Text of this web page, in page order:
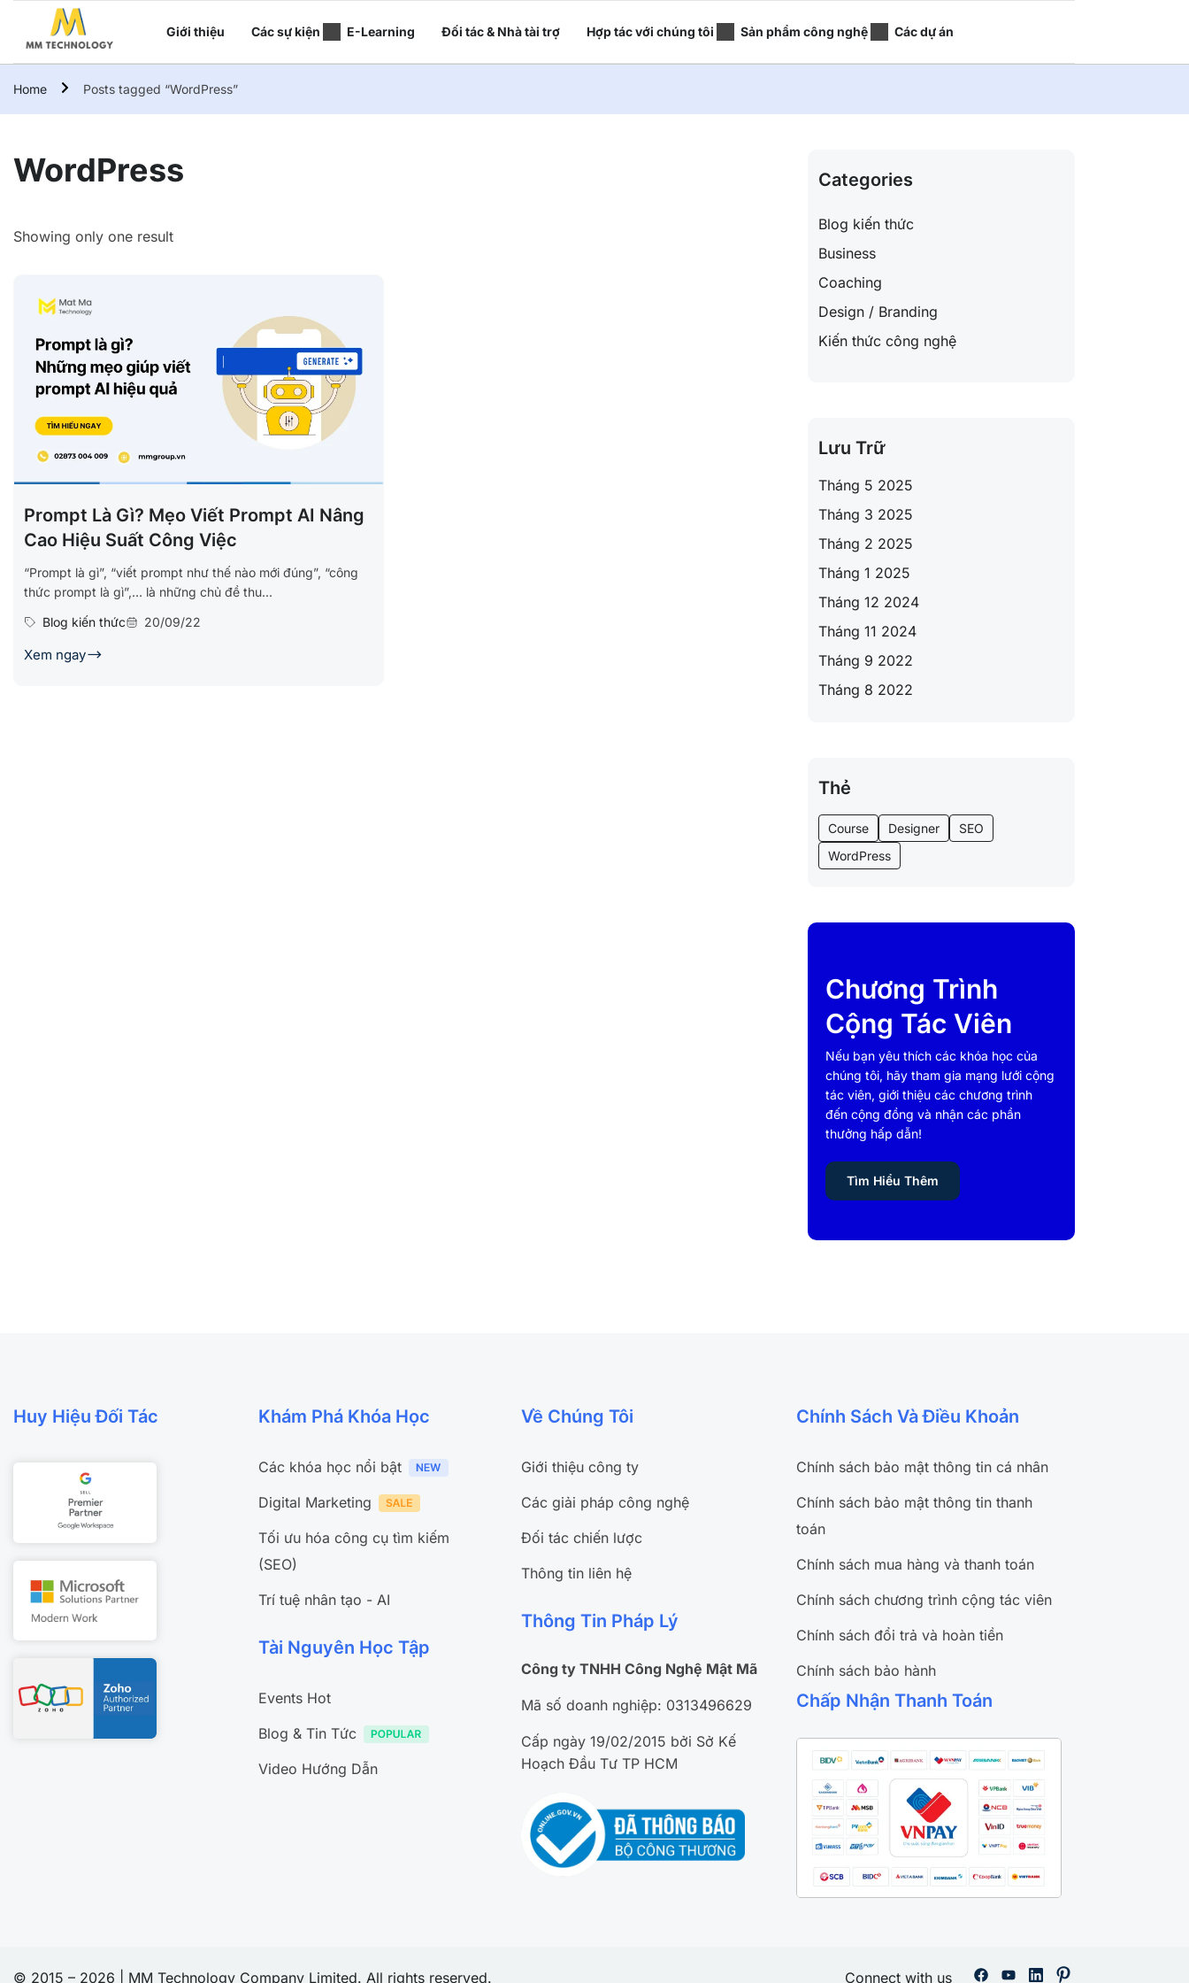
Giới thiệu Các sự kiện E-Learning Đối tác & Nhà tài trợ Hợp tác với chúng tôi Sản phẩm công nghệ Các dự án
Home Posts tagged “WordPress”
WordPress
Showing only one result
Prompt Là Gì? Mẹo Viết Prompt AI Nâng
Cao Hiệu Suất Công Việc
“Prompt là gì”, “viết prompt như thế nào mới đúng”, “công
thức prompt là gì”,… là những chủ đề thu...
Blog kiến thức
20/09/22
Xem ngay
Categories
Blog kiến thức
Business
Coaching
Design / Branding
Kiến thức công nghệ
Lưu Trữ
Tháng 5 2025
Tháng 3 2025
Tháng 2 2025
Tháng 1 2025
Tháng 12 2024
Tháng 11 2024
Tháng 9 2022
Tháng 8 2022
Thẻ
Course Designer
SEO
WordPress
Chương Trình
Cộng Tác Viên
Nếu bạn yêu thích các khóa học của
chúng tôi, hãy tham gia mạng lưới cộng
tác viên, giới thiệu các chương trình
đến cộng đồng và nhận các phần
thưởng hấp dẫn!
Tìm Hiểu Thêm
Huy Hiệu Đối Tác Khám Phá Khóa Học
Các khóa học nổi bật
Digital Marketing
Tối ưu hóa công cụ tìm kiếm
(SEO)
Trí tuệ nhân tạo - AI
Tài Nguyên Học Tập
Events Hot
Blog & Tin Tức
Video Hướng Dẫn
Về Chúng Tôi
Giới thiệu công ty
Các giải pháp công nghệ
Đối tác chiến lược
Thông tin liên hệ
Thông Tin Pháp Lý
Công ty TNHH Công Nghệ Mật Mã
Mã số doanh nghiệp: 0313496629
Cấp ngày 19/02/2015 bởi Sở Kế
Hoạch Đầu Tư TP HCM
Chính Sách Và Điều Khoản
Chính sách bảo mật thông tin cá nhân
Chính sách bảo mật thông tin thanh
toán
Chính sách mua hàng và thanh toán
Chính sách chương trình cộng tác viên
Chính sách đổi trả và hoàn tiền
Chính sách bảo hành
Chấp Nhận Thanh Toán
© 2015 – 2026 | MM Technology Company Limited. All rights reserved. Connect with us